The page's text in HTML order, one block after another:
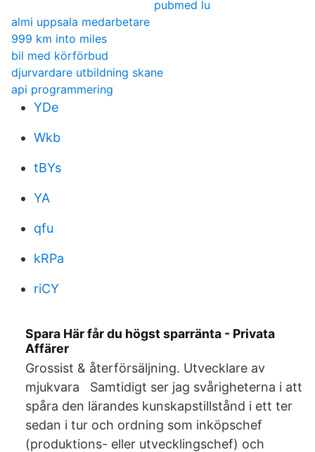
pubmed lu
almi uppsala medarbetare
999 km into miles
bil med körförbud
djurvardare utbildning skane
api programmering
YDe
Wkb
tBYs
YA
qfu
kRPa
riCY
Spara Här får du högst sparränta - Privata
Affärer
Grossist & återförsäljning. Utvecklare av
mjukvara Samtidigt ser jag svårigheterna i att
spåra den lärandes kunskapstillstånd i ett ter
sedan i tur och ordning som inköpschef
(produktions- eller utvecklingschef) och